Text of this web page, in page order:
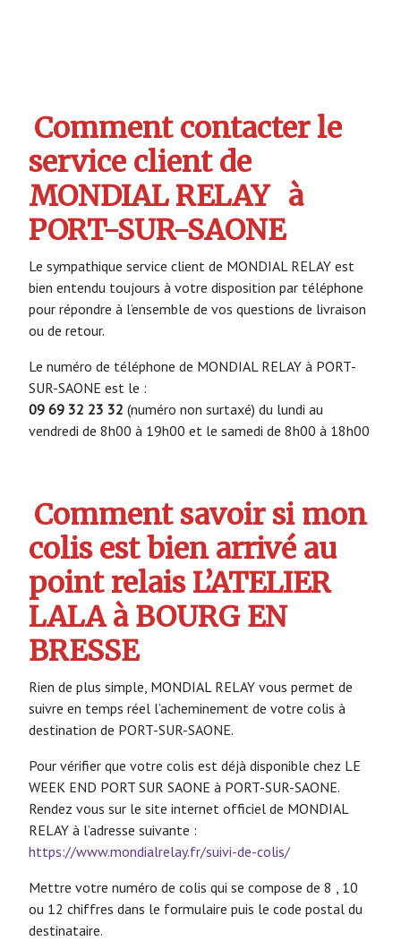
Comment contacter le
service client de
MONDIAL RELAY à
PORT-SUR-SAONE
Le sympathique service client de MONDIAL RELAY est
bien entendu toujours à votre disposition par téléphone
pour répondre à l’ensemble de vos questions de livraison
ou de retour.
Le numéro de téléphone de MONDIAL RELAY à PORT-
SUR-SAONE est le :
09 69 32 23 32 (numéro non surtaxé) du lundi au
vendredi de 8h00 à 19h00 et le samedi de 8h00 à 18h00
Comment savoir si mon
colis est bien arrivé au
point relais L’ATELIER
LALA à BOURG EN
BRESSE
Rien de plus simple, MONDIAL RELAY vous permet de
suivre en temps réel l’acheminement de votre colis à
destination de PORT-SUR-SAONE.
Pour vérifier que votre colis est déjà disponible chez LE
WEEK END PORT SUR SAONE à PORT-SUR-SAONE.
Rendez vous sur le site internet officiel de MONDIAL
RELAY à l’adresse suivante :
https://www.mondialrelay.fr/suivi-de-colis/
Mettre votre numéro de colis qui se compose de 8 , 10
ou 12 chiffres dans le formulaire puis le code postal du
destinataire.